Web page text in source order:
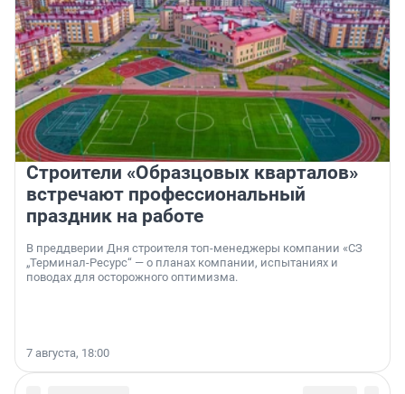
Строители «Образцовых кварталов»
встречают профессиональный
праздник на работе
В преддверии Дня строителя топ-менеджеры компании «СЗ
„Терминал-Ресурс“ — о планах компании, испытаниях и
поводах для осторожного оптимизма.
7 августа, 18:00